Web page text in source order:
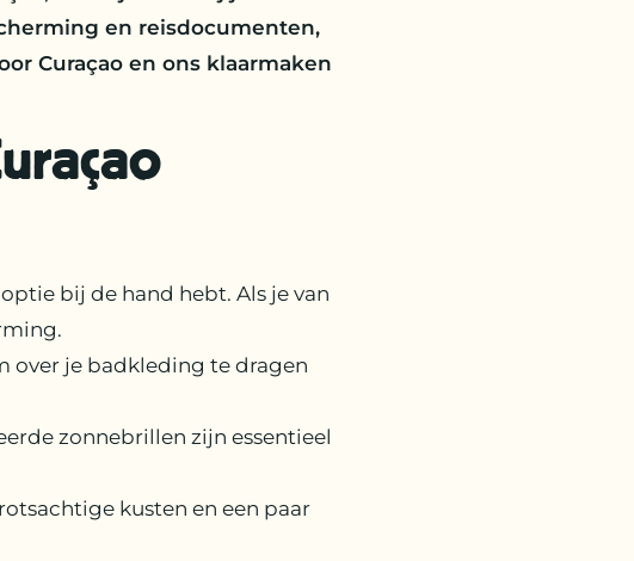
en reisdocumenten,
Curaçao en ons klaarmaken
bij de hand hebt. Als je van
over je badkleding te dragen
zonnebrillen zijn essentieel
kusten en een paar